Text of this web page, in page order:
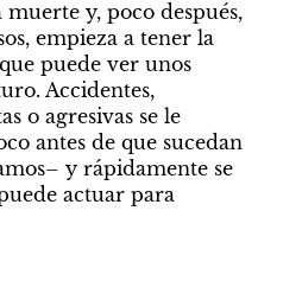
y, poco después,
empieza a tener la
puede ver unos
Accidentes,
o agresivas se le
antes de que sucedan
y rápidamente se
actuar para